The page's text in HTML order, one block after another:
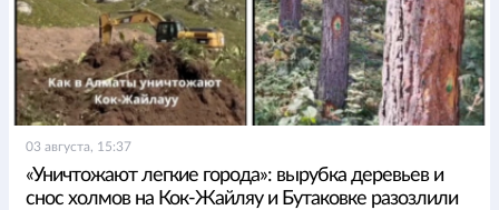
03 августа, 15:37
«Уничтожают легкие города»: вырубка деревьев и
снос холмов на Кок-Жайляу и Бутаковке разозлили